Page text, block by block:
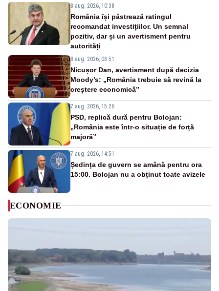
8 aug. 2026, 10:38
România își păstrează ratingul
recomandat investițiilor. Un semnal
pozitiv, dar și un avertisment pentru
autorități
8 aug. 2026, 08:51
Nicușor Dan, avertisment după decizia
Moody’s: „România trebuie să revină la
creștere economică”
7 aug. 2026, 15:26
PSD, replică dură pentru Bolojan:
„România este într-o situație de forță
majoră”
7 aug. 2026, 14:51
Ședința de guvern se amână pentru ora
15:00. Bolojan nu a obținut toate avizele
ECONOMIE